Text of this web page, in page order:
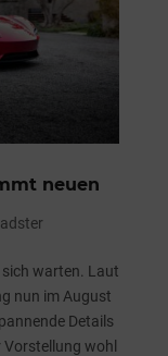
neuen
sich warten. Laut
nun im August
Details
Vorstellung wohl